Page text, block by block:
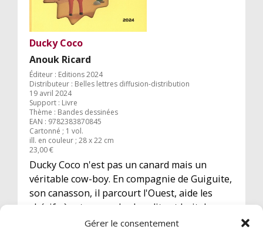
Gérer le consentement
Ducky Coco
Anouk Ricard
Éditeur : Editions 2024
Distributeur : Belles lettres diffusion-distribution
19 avril 2024
Support : Livre
Thème : Bandes dessinées
EAN : 9782383870845
Cartonné ; 1 vol.
ill. en couleur ; 28 x 22 cm
23,00 €
Ducky Coco n'est pas un canard mais un
véritable cow-boy. En compagnie de Guiguite,
son canasson, il parcourt l'Ouest, aide les
shérifs à retrouver des bandits et boit des
verres dans des saloons. Anouk Ricard